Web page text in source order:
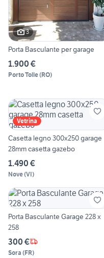
3
Porta Basculante per garage
1.900 €
Porto Tolle(RO)
Vetrina
Casetta legno 300x250 garage
28mm casetta gazebo
1.490 €
Nove(VI)
Porta Basculante Garage 228 x
258
300 €
Sora (FR)